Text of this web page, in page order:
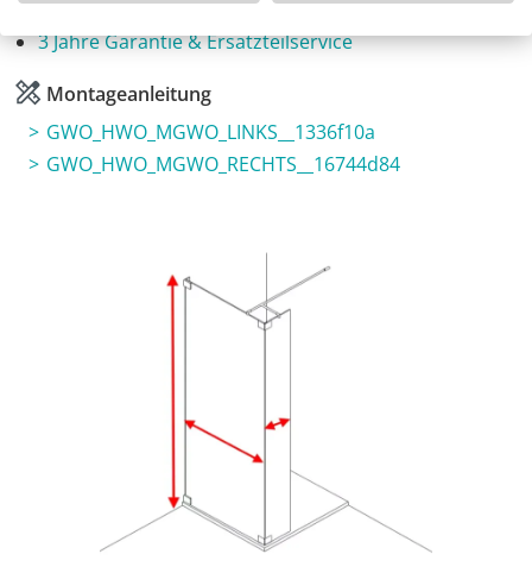
3 Jahre Garantie & Ersatzteilservice
Montageanleitung
GWO_HWO_MGWO_LINKS__1336f10a
GWO_HWO_MGWO_RECHTS__16744d84